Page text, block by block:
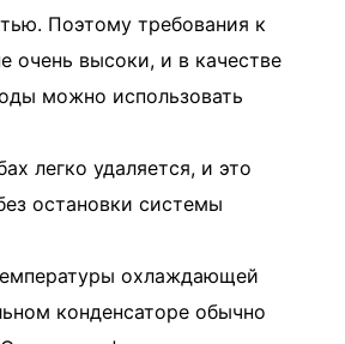
Поэтому требования к
очень высоки, и в качестве
можно использовать
остановки системы
конденсаторе обычно